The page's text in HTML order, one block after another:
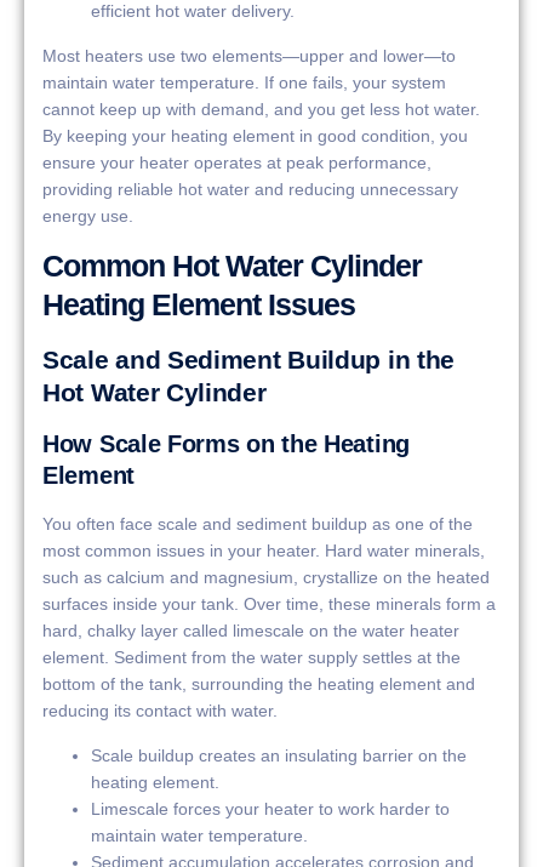
efficient hot water delivery.
Most heaters use two elements—upper and lower—to
maintain water temperature. If one fails, your system
cannot keep up with demand, and you get less hot water.
By keeping your heating element in good condition, you
ensure your heater operates at peak performance,
providing reliable hot water and reducing unnecessary
energy use.
Common Hot Water Cylinder
Heating Element Issues
Scale and Sediment Buildup in the
Hot Water Cylinder
How Scale Forms on the Heating
Element
You often face scale and sediment buildup as one of the
most common issues in your heater. Hard water minerals,
such as calcium and magnesium, crystallize on the heated
surfaces inside your tank. Over time, these minerals form a
hard, chalky layer called limescale on the water heater
element. Sediment from the water supply settles at the
bottom of the tank, surrounding the heating element and
reducing its contact with water.
Scale buildup creates an insulating barrier on the
heating element.
Limescale forces your heater to work harder to
maintain water temperature.
Sediment accumulation accelerates corrosion and